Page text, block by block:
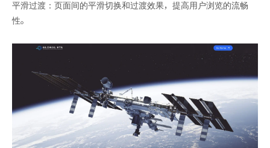
平滑过渡：页面间的平滑切换和过渡效果，提高用户浏览的流畅
性。